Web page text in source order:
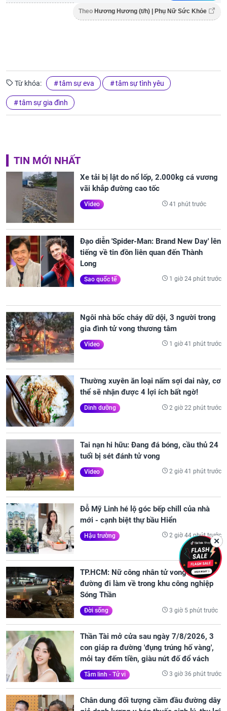
Theo Hương Hương (t/h) | Phụ Nữ Sức Khỏe
Từ khóa: tâm sự eva tâm sự tình yêu
tâm sự gia đình
TIN MỚI NHẤT
Xe tải bị lật do nổ lốp, 2.000kg cá vương
vãi khắp đường cao tốc
Video 41 phút trước
Đạo diễn 'Spider-Man: Brand New Day' lên
tiếng về tin đồn liên quan đến Thành
Long
Sao quốc tế 1 giờ 24 phút trước
Ngôi nhà bốc cháy dữ dội, 3 người trong
gia đình tử vong thương tâm
Video 1 giờ 41 phút trước
Thường xuyên ăn loại nấm sợi dai này, cơ
thể sẽ nhận được 4 lợi ích bất ngờ!
Dinh dưỡng 2 giờ 22 phút trước
Tai nạn hi hữu: Đang đá bóng, cầu thủ 24
tuổi bị sét đánh tử vong
Video 2 giờ 41 phút trước
Đỗ Mỹ Linh hé lộ góc bếp chill của nhà
mới - cạnh biệt thự bầu Hiển
Hậu trường 2 giờ 44 phút trước
TP.HCM: Nữ công nhân tử vong trên
đường đi làm về trong khu công nghiệp
Sóng Thần
Đời sống 3 giờ 5 phút trước
Thần Tài mở cửa sau ngày 7/8/2026, 3
con giáp ra đường 'đụng trúng hố vàng',
mỏi tay đếm tiền, giàu nứt đố đổ vách
Tâm linh - Tử vi 3 giờ 36 phút trước
Chân dung đối tượng cầm đầu đường dây
✕